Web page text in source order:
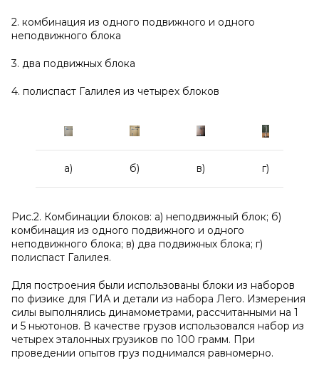
2. комбинация из одного подвижного и одного
неподвижного блока
3. два подвижных блока
4. полиспаст Галилея из четырех блоков
а) б) в) г)
Рис.2. Комбинации блоков: а) неподвижный блок; б)
комбинация из одного подвижного и одного
неподвижного блока; в) два подвижных блока; г)
полиспаст Галилея.
Для построения были использованы блоки из наборов
по физике для ГИА и детали из набора Лего. Измерения
силы выполнялись динамометрами, рассчитанными на 1
и 5 ньютонов. В качестве грузов использовался набор из
четырех эталонных грузиков по 100 грамм. При
проведении опытов груз поднимался равномерно.